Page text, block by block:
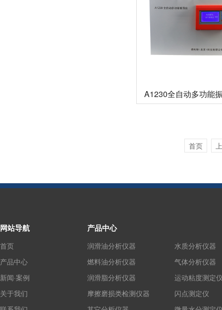
A1230全自动多功能
首页
网站导航
首页
产品中心
新闻·案例
关于我们
产品中心
润滑油分析仪器
燃料油分析仪器
润滑脂分析仪器
摩擦磨损类检测仪器
水质分析仪器
气体分析仪器
运动粘度测定
闪点测定仪